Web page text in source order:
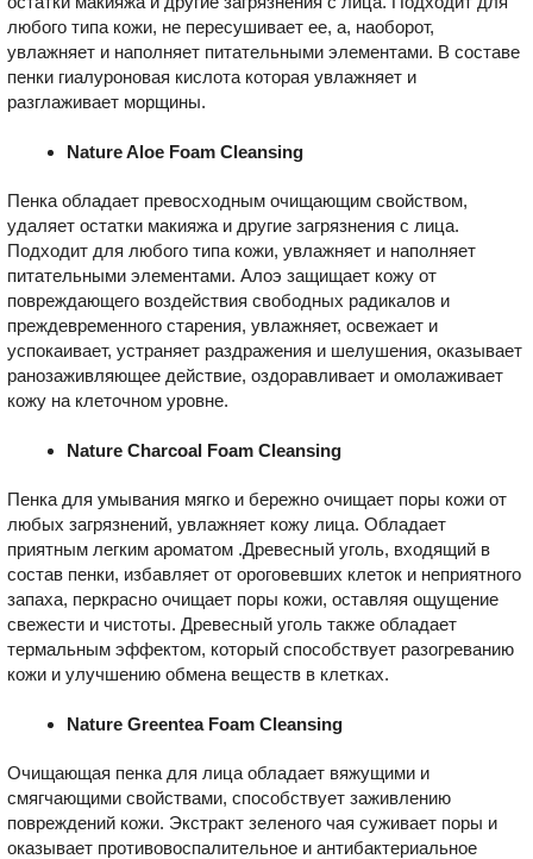
любого типа кожи, не пересушивает ее, а, наоборот,
увлажняет и наполняет питательными элементами. В составе
пенки гиалуроновая кислота которая увлажняет и
разглаживает морщины.
Nature Aloe Foam Cleansing
Пенка обладает превосходным очищающим свойством,
удаляет остатки макияжа и другие загрязнения с лица.
Подходит для любого типа кожи, увлажняет и наполняет
питательными элементами. Алоэ защищает кожу от
повреждающего воздействия свободных радикалов и
преждевременного старения, увлажняет, освежает и
успокаивает, устраняет раздражения и шелушения, оказывает
ранозаживляющее действие, оздоравливает и омолаживает
кожу на клеточном уровне.
Nature Charcoal Foam Cleansing
Пенка для умывания мягко и бережно очищает поры кожи от
любых загрязнений, увлажняет кожу лица. Обладает
приятным легким ароматом .Древесный уголь, входящий в
состав пенки, избавляет от ороговевших клеток и неприятного
запаха, перкрасно очищает поры кожи, оставляя ощущение
свежести и чистоты. Древесный уголь также обладает
термальным эффектом, который способствует разогреванию
кожи и улучшению обмена веществ в клетках.
Nature Greentea Foam Cleansing
Очищающая пенка для лица обладает вяжущими и
смягчающими свойствами, способствует заживлению
повреждений кожи. Экстракт зеленого чая суживает поры и
оказывает противовоспалительное и антибактериальное